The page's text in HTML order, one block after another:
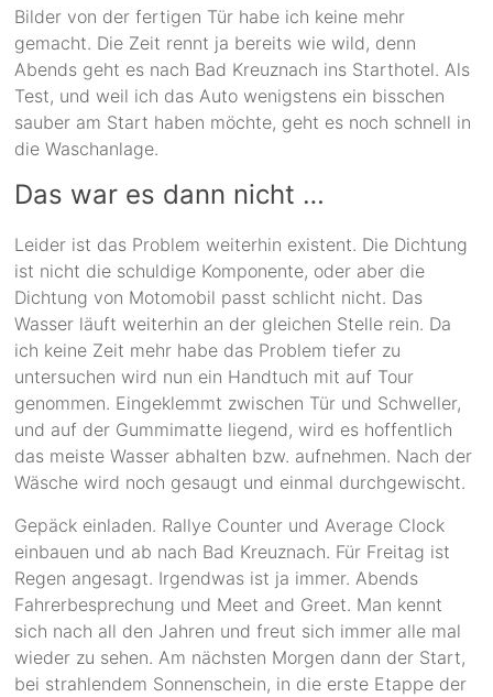
Bilder von der fertigen Tür habe ich keine mehr
gemacht. Die Zeit rennt ja bereits wie wild, denn
Abends geht es nach Bad Kreuznach ins Starthotel. Als
Test, und weil ich das Auto wenigstens ein bisschen
sauber am Start haben möchte, geht es noch schnell in
die Waschanlage.
Das war es dann nicht …
Leider ist das Problem weiterhin existent. Die Dichtung
ist nicht die schuldige Komponente, oder aber die
Dichtung von Motomobil passt schlicht nicht. Das
Wasser läuft weiterhin an der gleichen Stelle rein. Da
ich keine Zeit mehr habe das Problem tiefer zu
untersuchen wird nun ein Handtuch mit auf Tour
genommen. Eingeklemmt zwischen Tür und Schweller,
und auf der Gummimatte liegend, wird es hoffentlich
das meiste Wasser abhalten bzw. aufnehmen. Nach der
Wäsche wird noch gesaugt und einmal durchgewischt.
Gepäck einladen. Rallye Counter und Average Clock
einbauen und ab nach Bad Kreuznach. Für Freitag ist
Regen angesagt. Irgendwas ist ja immer. Abends
Fahrerbesprechung und Meet and Greet. Man kennt
sich nach all den Jahren und freut sich immer alle mal
wieder zu sehen. Am nächsten Morgen dann der Start,
bei strahlendem Sonnenschein, in die erste Etappe der